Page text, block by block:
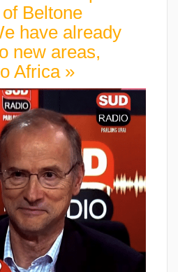
Beltone
have already
new areas,
Africa »